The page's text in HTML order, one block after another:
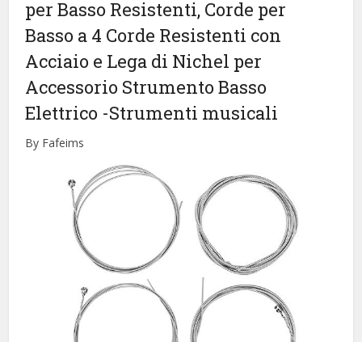
per Basso Resistenti, Corde per
Basso a 4 Corde Resistenti con
Acciaio e Lega di Nichel per
Accessorio Strumento Basso
Elettrico -Strumenti musicali
By Fafeims